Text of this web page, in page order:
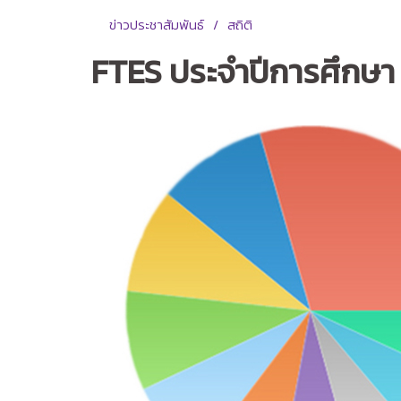
ข่าวประชาสัมพันธ์ สถิติ
FTES ประจำปีการศึกษ